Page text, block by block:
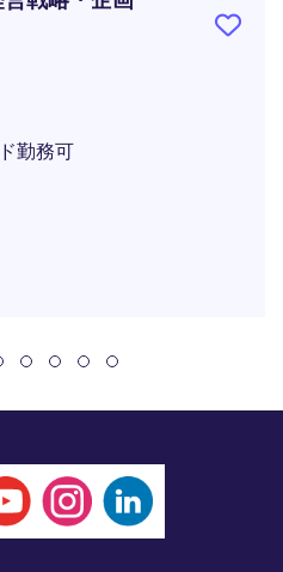
勤務可